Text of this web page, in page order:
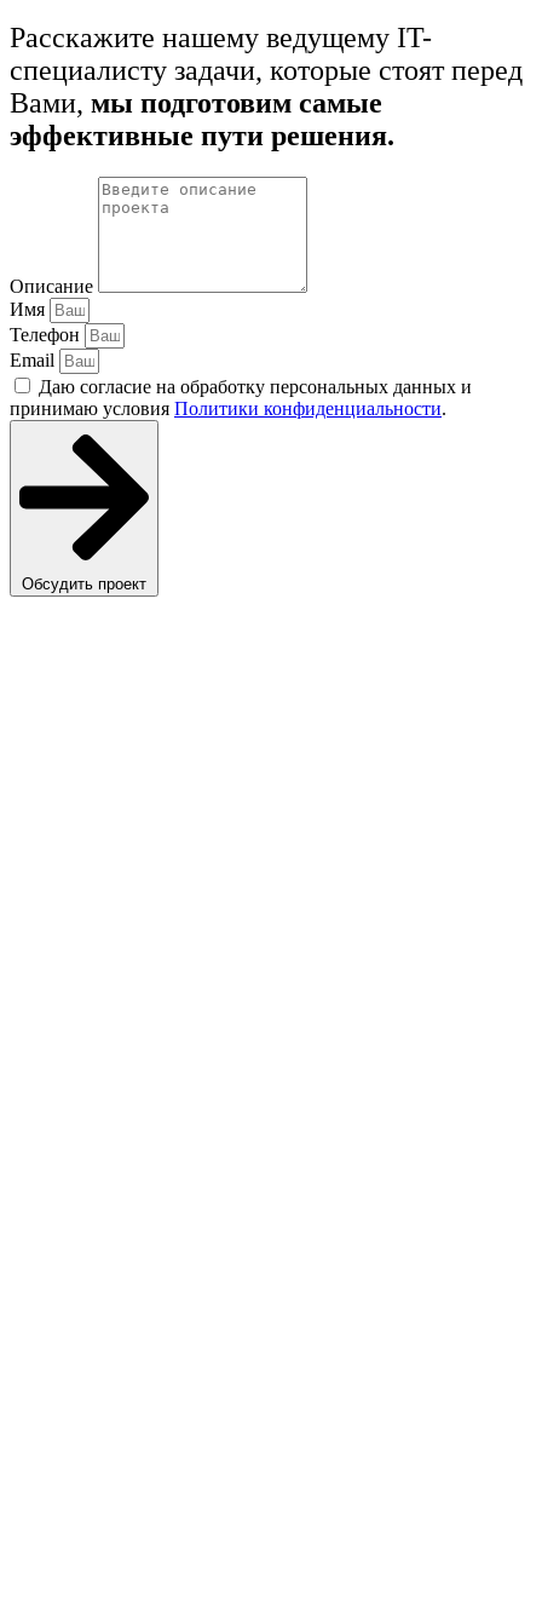
Расскажите нашему ведущему IT-
специалисту задачи, которые стоят перед
Вами, мы подготовим самые
эффективные пути решения.
Описание
Имя
Телефон
Email
Даю согласие на обработку персональных данных и
принимаю условия Политики конфиденциальности.
Обсудить проект